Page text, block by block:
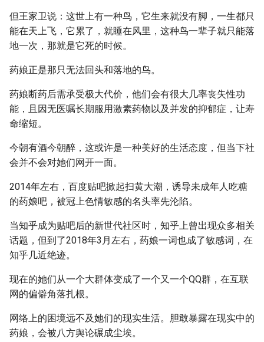
但王家卫说：这世上有一种鸟，它生来就没有脚，一生都只
能在天上飞，它累了，就睡在风里，这种鸟一辈子就只能落
地一次，那就是它死的时候。
药娘正是那只无法回头和落地的鸟。
药娘断药后需承受极大代价，他们会有很大几率丧失性功
能，且因无医嘱长期服用激素药物以及并发的抑郁症，让寿
命缩短。
今朝有酒今朝醉，这或许是一种美好的生活态度，但当下社
会并不会对她们网开一面。
2014年左右，百度贴吧掀起扫黄大潮，诱导未成年人吃糖
的药娘吧，被冠上色情敏感的名头率先沦陷。
当知乎成为贴吧后的新世代社区时，知乎上曾出现众多相关
话题，但到了2018年3月左右，药娘一词也成了敏感词，在
知乎几近绝迹。
现在的她们从一个大群体变成了一个又一个QQ群，在互联
网的偏僻角落扎根。
网络上的困境远不及她们的现实生活。胆敢暴露在现实中的
药娘，会被八方舆论碾成尘埃。